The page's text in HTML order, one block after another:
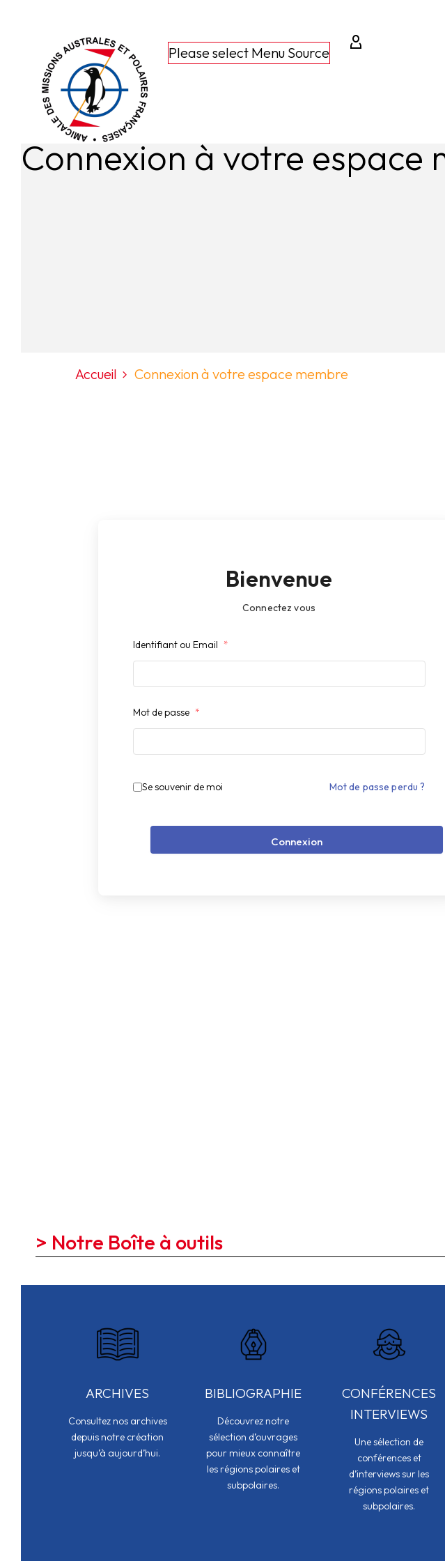
Please select Menu Source
Connexion à votre espace
Accueil Connexion à votre espace membre
Bienvenue
Connectez vous
Identifiant ou Email *
Mot de passe *
Se souvenir de moi Mot de passe perdu ?
Connexion
> Notre Boîte à outils
ARCHIVES
Consultez nos archives
depuis notre création
jusqu’à aujourd’hui.
BIBLIOGRAPHIE
Découvrez notre
sélection d’ouvrages
pour mieux connaître
les régions polaires et
subpolaires.
CONFÉRENCES
INTERVIEWS
Une sélection de
conférences et
d’interviews sur les
régions polaires et
subpolaires.